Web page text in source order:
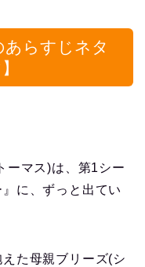
らすじネタ
ーマス)は、第1シー
に、ずっと出てい
た母親ブリーズ(シ